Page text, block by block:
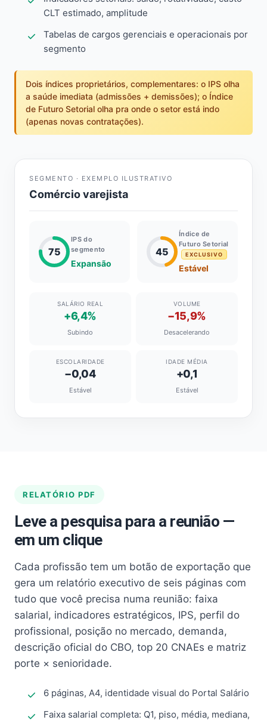
CLT estimado, amplitude
Tabelas de cargos gerenciais e operacionais por
segmento
Dois índices proprietários, complementares: o IPS olha
a saúde imediata (admissões + demissões); o Índice
de Futuro Setorial olha pra onde o setor está indo
(apenas novas contratações).
SEGMENTO · EXEMPLO ILUSTRATIVO
Comércio varejista
75
IPS do
segmento
Expansão
45
Índice de
Futuro Setorial
EXCLUSIVO
Estável
SALÁRIO REAL
+6,4%
Subindo
VOLUME
−15,9%
Desacelerando
ESCOLARIDADE
−0,04
Estável
IDADE MÉDIA
+0,1
Estável
RELATÓRIO PDF
Leve a pesquisa para a reunião —
em um clique
Cada profissão tem um botão de exportação que
gera um relatório executivo de seis páginas com
tudo que você precisa numa reunião: faixa
salarial, indicadores estratégicos, IPS, perfil do
profissional, posição no mercado, demanda,
descrição oficial do CBO, top 20 CNAEs e matriz
porte × senioridade.
6 páginas, A4, identidade visual do Portal Salário
Faixa salarial completa: Q1, piso, média, mediana,